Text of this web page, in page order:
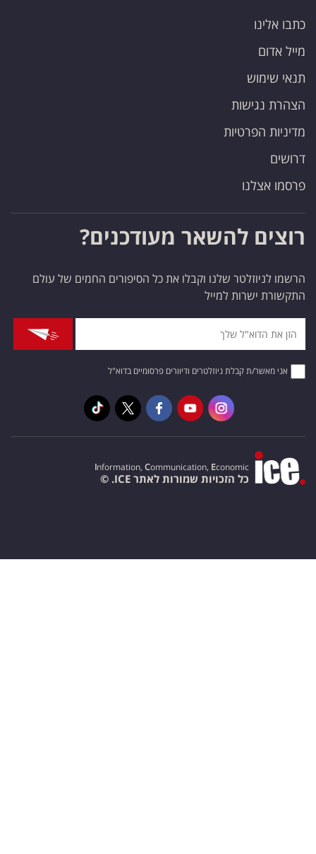
כתבו אלינו
מייל אדום
תנאי שימוש
הצהרת נגישות
מדיניות הפרטיות
דרושים
פרסמו אצלנו
רוצים להשאר מעודכנים?
הרשמו לניוזלטר שלנו וקבלו את כל הסיפורים החמים של עולם
התקשורת ישרות למייל
אני מאשר/ת קבלת ניוזלטרים ודיוורים פרסומיים בדוא"ל
Information, Communication, Economic
כל הזכויות שמורות לאתר ICE. ©